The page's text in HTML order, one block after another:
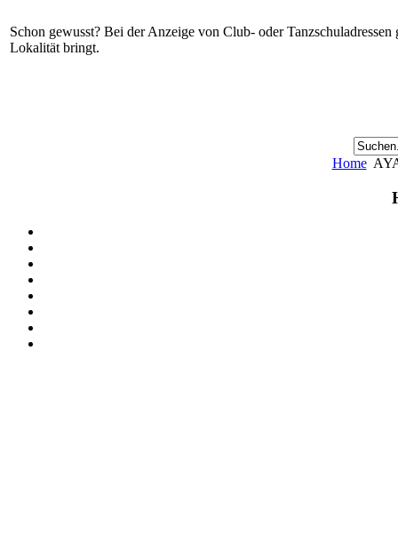
Schon gewusst? Bei der Anzeige von Club- oder
Lokalität bringt.
Home